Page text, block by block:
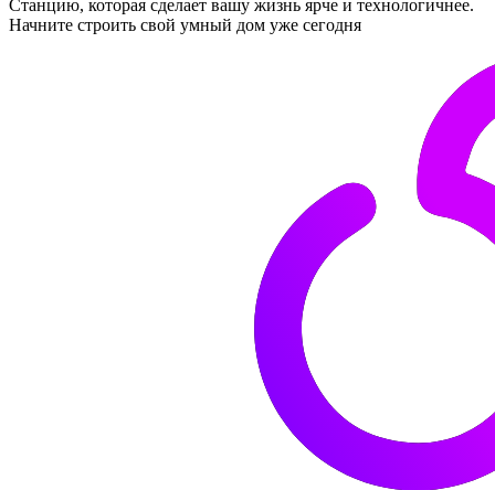
Станцию, которая сделает вашу жизнь ярче и технологичнее.
Начните строить свой умный дом уже сегодня